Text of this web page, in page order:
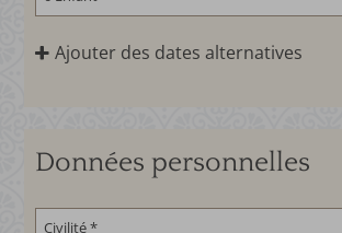
Ajouter des dates alternatives
Données personnelles